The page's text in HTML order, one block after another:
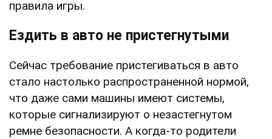
правила игры.
Ездить в авто не пристегнутыми
Сейчас требование пристегиваться в авто
стало настолько распространенной нормой,
что даже сами машины имеют системы,
которые сигнализируют о незастегнутом
ремне безопасности. А когда-то родители